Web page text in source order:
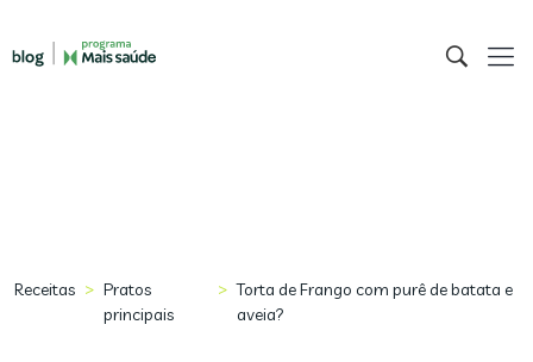
Receitas > Pratos
principais
> Torta de Frango com purê de batata e
aveia?